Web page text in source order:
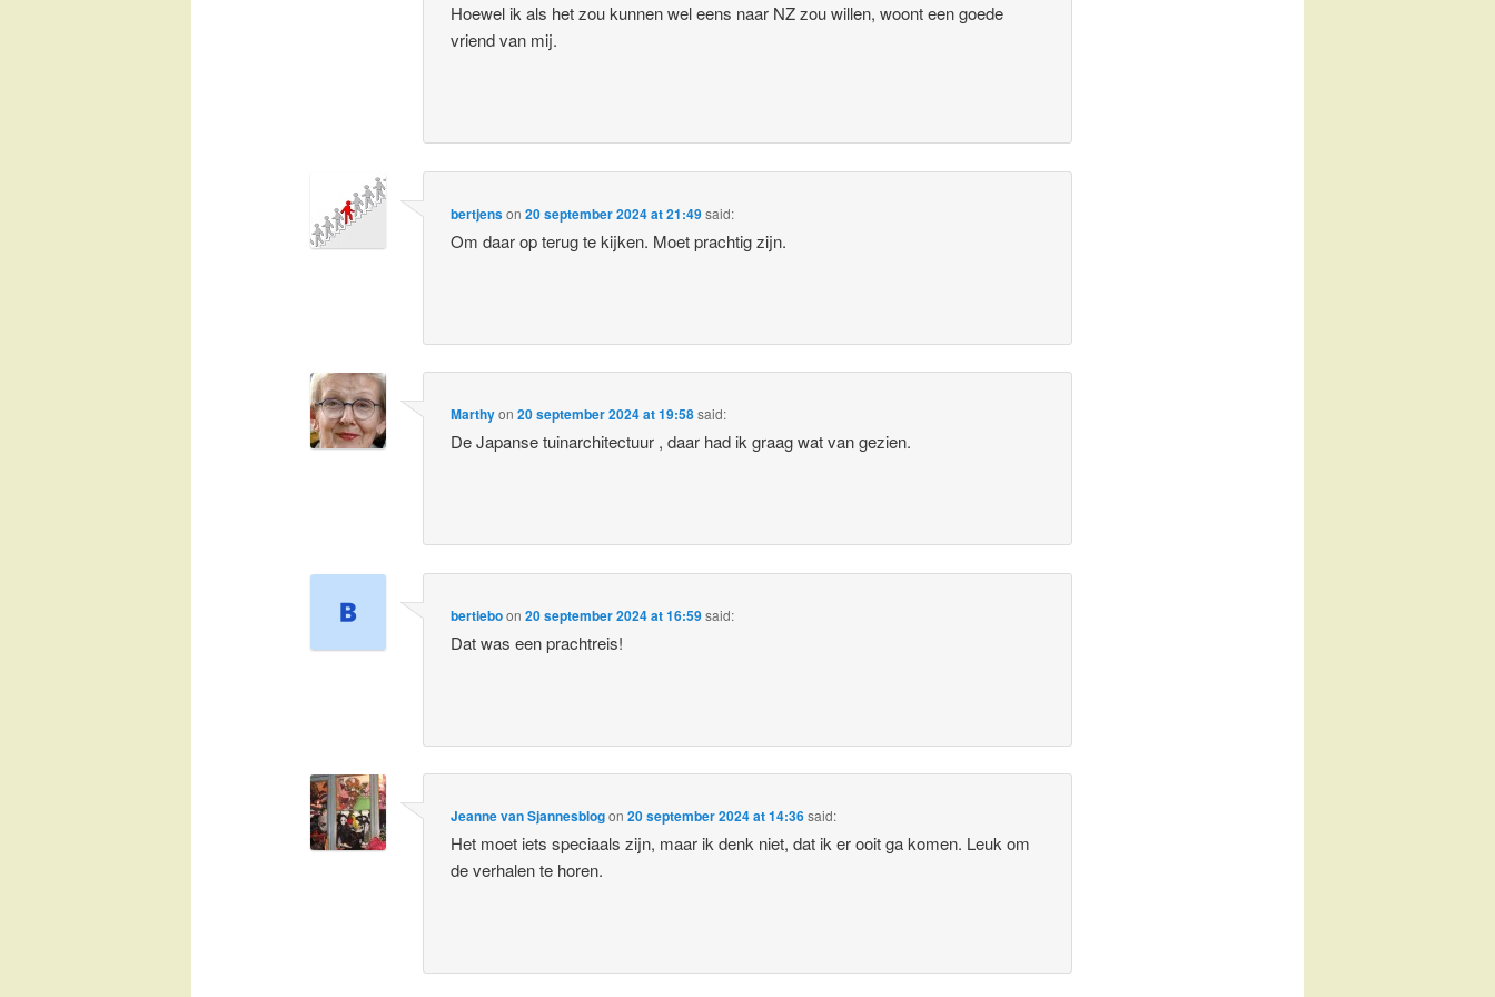
Hoewel ik als het zou kunnen wel eens naar NZ zou willen, woont een goede
vriend van mij.
bertjenson20 september 2024 at 21:49said:
Om daar op terug te kijken. Moet prachtig zijn.
Marthyon20 september 2024 at 19:58said:
De Japanse tuinarchitectuur , daar had ik graag wat van gezien.
bertieboon20 september 2024 at 16:59said:
Dat was een prachtreis!
Jeanne van Sjannesblogon20 september 2024 at 14:36said:
Het moet iets speciaals zijn, maar ik denk niet, dat ik er ooit ga komen. Leuk om
de verhalen te horen.